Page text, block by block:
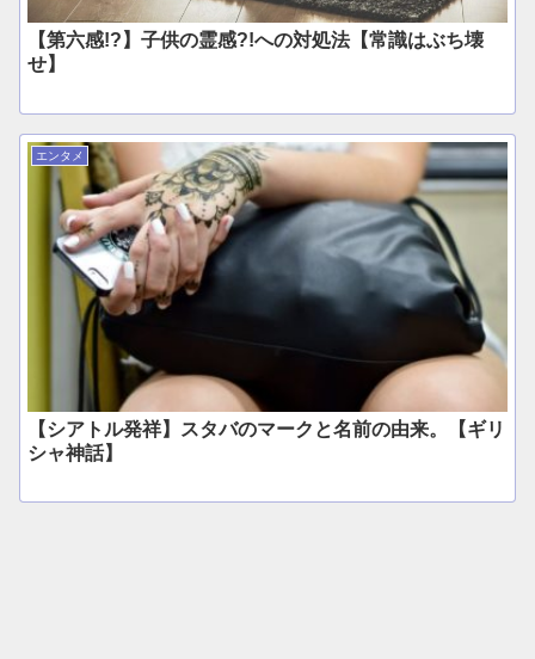
【第六感!?】子供の霊感?!への対処法【常識はぶち壊
せ】
エンタメ
【シアトル発祥】スタバのマークと名前の由来。【ギリ
シャ神話】